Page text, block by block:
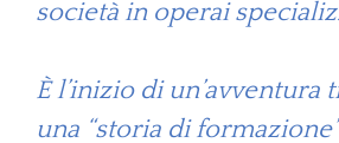
società in operai
È l’inizio di un’avventura
una “storia di